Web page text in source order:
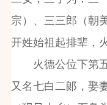
宗）、三三郎（朝
开姓始祖起排辈，
火德公位下第五
又名七白二郞，娶